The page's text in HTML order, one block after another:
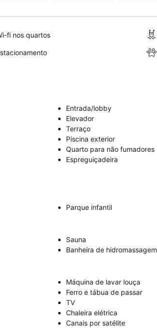
fi nos quartos
Entrada/lobby
Elevador
Terraço
Piscina exterior
Quarto para não fumadores
Espreguiçadeira
Parque infantil
Sauna
Banheira de hidromassagem
Máquina de lavar louça
Ferro e tábua de passar
TV
Chaleira elétrica
Canais por satélite